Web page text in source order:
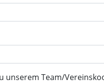
unserem Team/